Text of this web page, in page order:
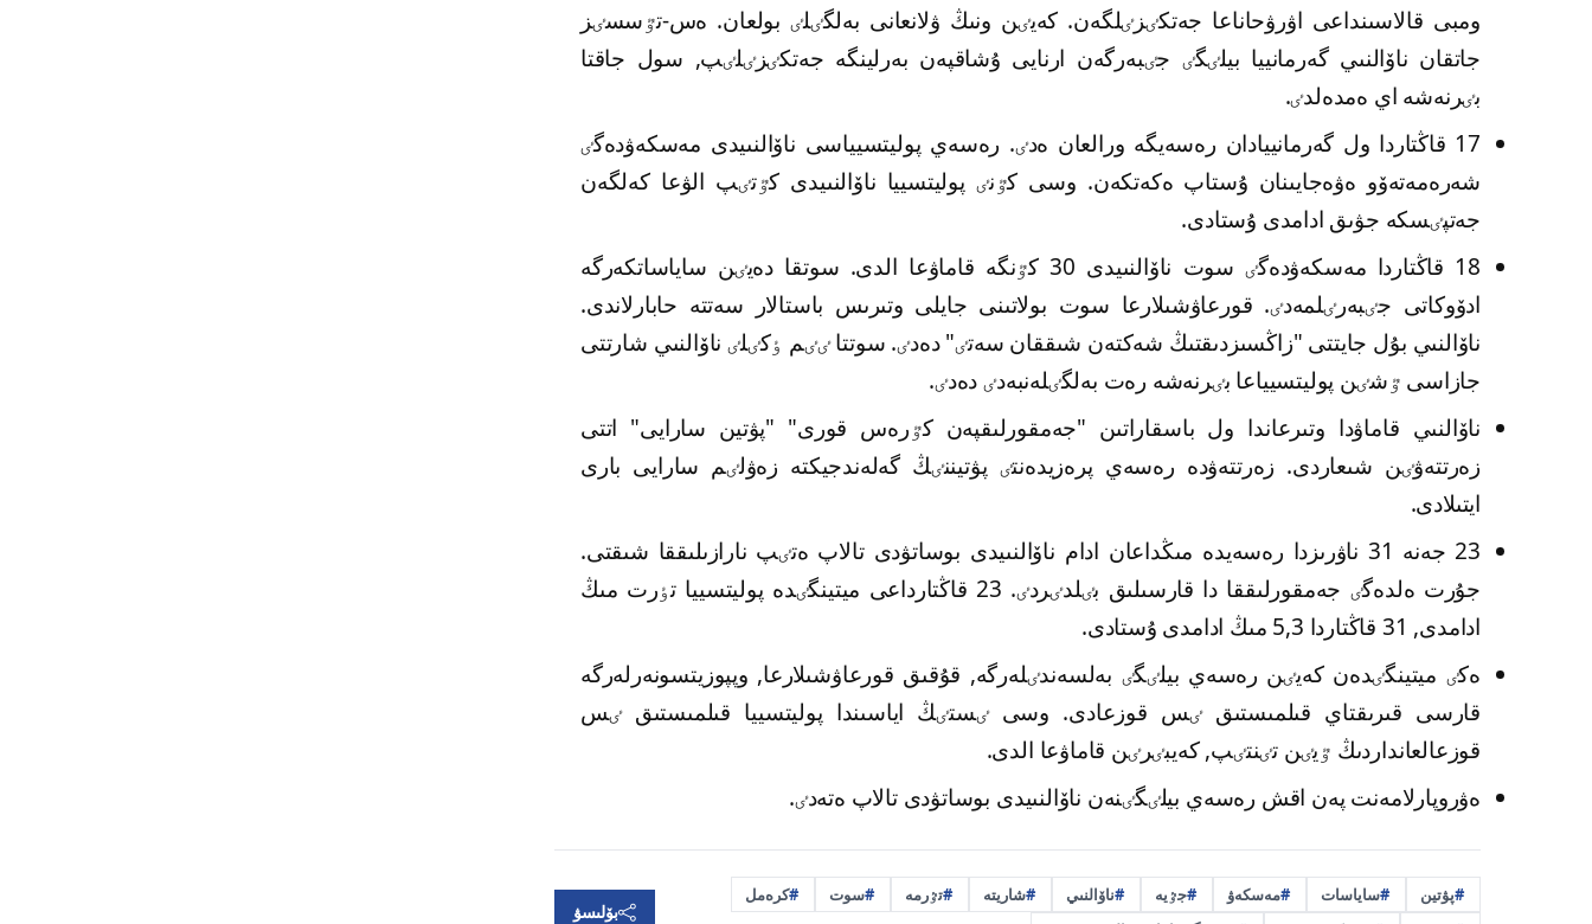
ومبى قالاسىنداعى اۋرۋحاناعا جەتكٸزٸلگەن. كەيٸن ونىڭ ۋلانعانى بەلگٸلٸ بولعان. ەس-تٷسسٸز
جاتقان ناۆالنىي گەرمانييا بيلٸگٸ جٸبەرگەن ارنايى ۇشاقپەن بەرلينگە جەتكٸزٸلٸپ, سول جاقتا
بٸرنەشە اي ەمدەلدٸ.
17 قاڭتاردا ول گەرمانييادان رەسەيگە ورالعان ەدٸ. رەسەي پوليتسيياسى ناۆالنىيدى مەسكەۋدەگٸ
شەرەمەتەۆو ەۋەجايىنان ۇستاپ ەكەتكەن. وسى كٷنٸ پوليتسييا ناۆالنىيدى كٷتٸپ الۋعا كەلگەن
جەتپٸسكە جۋىق ادامدى ۇستادى.
18 قاڭتاردا مەسكەۋدەگٸ سوت ناۆالنىيدى 30 كٷنگە قاماۋعا الدى. سوتقا دەيٸن ساياساتكەرگە
ادۆوكاتى جٸبەرٸلمەدٸ. قورعاۋشىلارعا سوت بولاتىنى جايلى وتىرىس باستالار سەتتە حابارلاندى.
ناۆالنىي بۇل جايتتى "زاڭسىزدىقتىڭ شەكتەن شىققان سەتٸ" دەدٸ. سوتتا ٸٸم ٶكٸلٸ ناۆالنىي شارتتى
جازاسى ٷشٸن پوليتسيياعا بٸرنەشە رەت بەلگٸلەنبەدٸ دەدٸ.
ناۆالنىي قاماۋدا وتىرعاندا ول باسقاراتىن "جەمقورلىقپەن كٷرەس قورى" "پۋتين سارايى" اتتى
زەرتتەۋٸن شىعاردى. زەرتتەۋدە رەسەي پرەزيدەنتٸ پۋتيننٸڭ گەلەندجيكتە زەۋلٸم سارايى بارى
ايتىلادى.
23 جەنە 31 ناۋرىزدا رەسەيدە مىڭداعان ادام ناۆالنىيدى بوساتۋدى تالاپ ەتٸپ نارازىلىققا شىقتى.
جۇرت ەلدەگٸ جەمقورلىققا دا قارسىلىق بٸلدٸردٸ. 23 قاڭتارداعى ميتينگٸدە پوليتسييا تٶرت مىڭ
ادامدى, 31 قاڭتاردا 5,3 مىڭ ادامدى ۇستادى.
ەكٸ ميتينگٸدەن كەيٸن رەسەي بيلٸگٸ بەلسەندٸلەرگە, قۇقىق قورعاۋشىلارعا, وپپوزيتسونەرلەرگە
قارسى قىرىقتاي قىلمىستىق ٸس قوزعادى. وسى ٸستٸڭ اياسىندا پوليتسييا قىلمىستىق ٸس
قوزعالعانداردىڭ ٷيٸن تٸنتٸپ, كەيبٸرٸن قاماۋعا الدى.
ەۋروپارلامەنت پەن اقش رەسەي بيلٸگٸنەن ناۆالنىيدى بوساتۋدى تالاپ ەتەدٸ.
پۋتين ساياسات مەسكەۋ جٷيە ناۆالنىي شاريتە تٷرمە سوت
كرەمل
بۆلىسۋ